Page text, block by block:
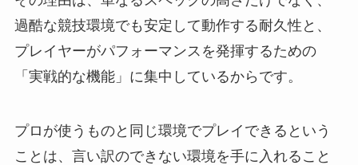
過酷な競技環境でも安定して動作する耐久性と、
プレイヤーがパフォーマンスを発揮するための
「実戦的な機能」に集中しているからです。
プロが使うものと同じ環境でプレイできるという
ことは、言い訳のできない環境を手に入れること